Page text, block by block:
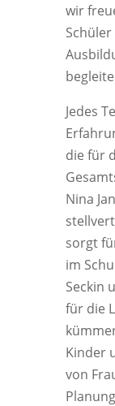
wir
Jedes
die für
Nina
sorgt
im
Seckin
für die
Kinder
von